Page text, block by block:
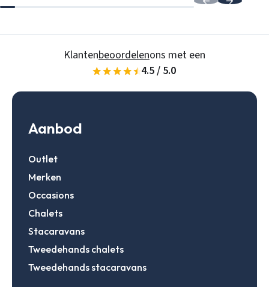
Klantenbeoordelenons met een
4.5 / 5.0
Aanbod
Outlet
Merken
Occasions
Chalets
Stacaravans
Tweedehands chalets
Tweedehands stacaravans
Gegevens onthouden
Inloggen